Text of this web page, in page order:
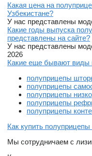
Какая цена на
Узбекистане?
У нас представлены
Какие годы выпуска
представлены на сайте?
У нас представлены
2026
Какие еще бывают виды
полуприцепы
полуприцепы
полуприцепы
полуприцепы
полуприцепы
Как купить
Мы сотрудничаем с